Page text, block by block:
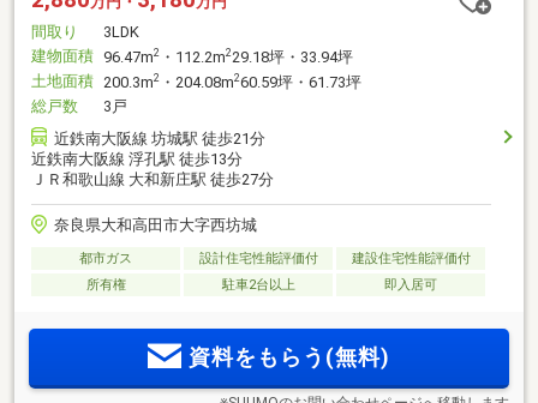
間取り
3LDK
建物面積 96.47m2 ・112.2m229.18坪・33.94坪
土地面積 200.3m2 ・204.08m260.59坪・61.73坪
総戸数
3戸
近鉄南大阪線 坊城駅 徒歩21分
近鉄南大阪線 浮孔駅 徒歩13分
ＪＲ和歌山線 大和新庄駅 徒歩27分
奈良県大和高田市大字西坊城
都市ガス 設計住宅性能評価付
建設住宅性能評価付
所有権
駐車2台以上 即入居可
資料をもらう(無料)